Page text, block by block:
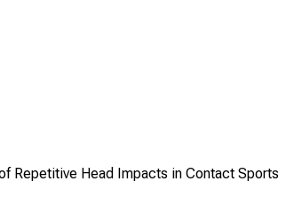
Repetitive Head Impacts in Contact Sports